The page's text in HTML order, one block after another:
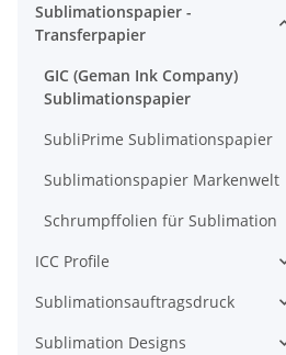
Sublimationspapier -
Transferpapier
GIC (Geman Ink Company)
Sublimationspapier
SubliPrime Sublimationspapier
Sublimationspapier Markenwelt
Schrumpffolien für Sublimation
ICC Profile
Sublimationsauftragsdruck
Sublimation Designs